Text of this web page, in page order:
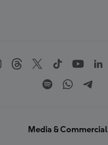
Media & Commercial